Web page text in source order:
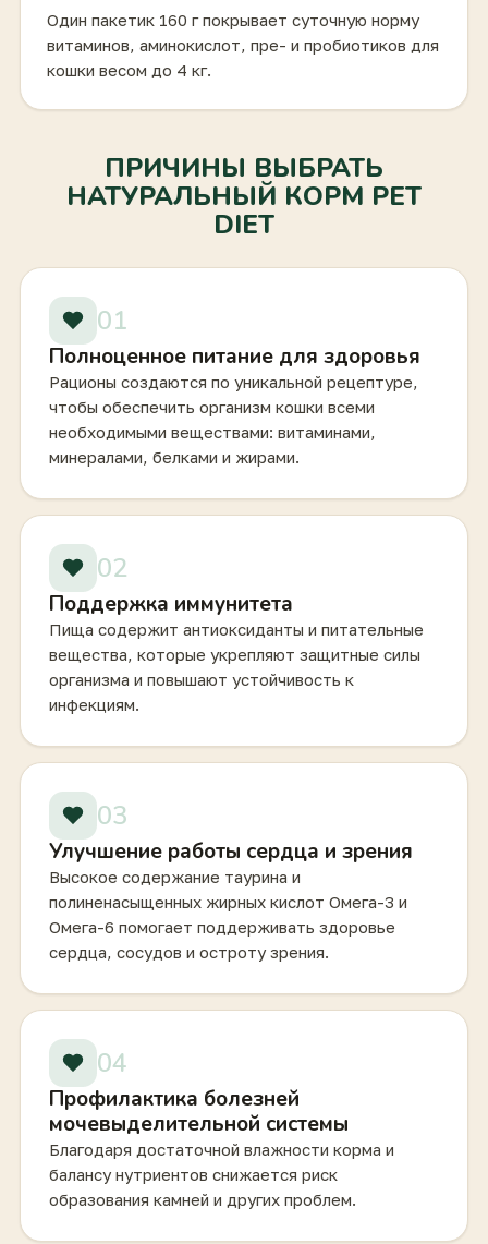
Один пакетик 160 г покрывает суточную норму
витаминов, аминокислот, пре- и пробиотиков для
кошки весом до 4 кг.
ПРИЧИНЫ ВЫБРАТЬ
НАТУРАЛЬНЫЙ КОРМ PET
DIET
01
Полноценное питание для здоровья
Рационы создаются по уникальной рецептуре,
чтобы обеспечить организм кошки всеми
необходимыми веществами: витаминами,
минералами, белками и жирами.
02
Поддержка иммунитета
Пища содержит антиоксиданты и питательные
вещества, которые укрепляют защитные силы
организма и повышают устойчивость к
инфекциям.
03
Улучшение работы сердца и зрения
Высокое содержание таурина и
полиненасыщенных жирных кислот Омега-3 и
Омега-6 помогает поддерживать здоровье
сердца, сосудов и остроту зрения.
04
Профилактика болезней
мочевыделительной системы
Благодаря достаточной влажности корма и
балансу нутриентов снижается риск
образования камней и других проблем.